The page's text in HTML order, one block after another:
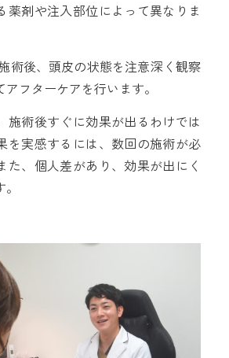
薬剤や注入部位によって異なりま
術後、頭皮の状態を注意深く観察
フターケアを行います。
施術後すぐに効果が出るわけでは
を実感するには、数回の施術が必
た、個人差があり、効果が出にく